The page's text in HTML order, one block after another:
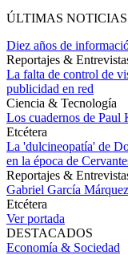
ÚLTIMAS
Diez años de
Reportajes &
La falta de control de
publicidad en red
Ciencia & Tecnología
Los cuadernos de Paul
Etcétera
La 'dulcineopatía' de
en la época de
Reportajes &
Gabriel García
Etcétera
Ver portada
DESTACADOS
Economía & Sociedad